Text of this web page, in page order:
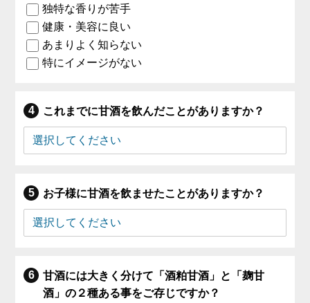
独特な香りが苦手
健康・美容に良い
あまりよく知らない
特にイメージがない
これまでに甘酒を飲んだことがありますか？
お子様に甘酒を飲ませたことがありますか？
甘酒には大きく分けて「酒粕甘酒」と「麹甘
酒」の２種ある事をご存じですか？